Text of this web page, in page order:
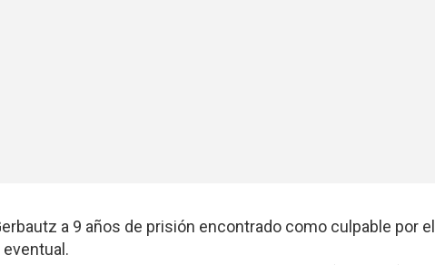
a 9 años de prisión encontrado como culpable por el